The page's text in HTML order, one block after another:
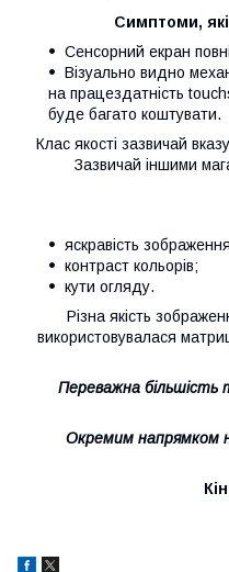
Симптоми,
Сенсорний екран
Візуально видно
на працездатність
буде багато коштувати.
Клас якості зазвичай
Зазвичай іншими
яскравість
контраст кольорів;
кути огляду.
Різна якість
використовувалася
Переважна більшість
Окремим напрямком